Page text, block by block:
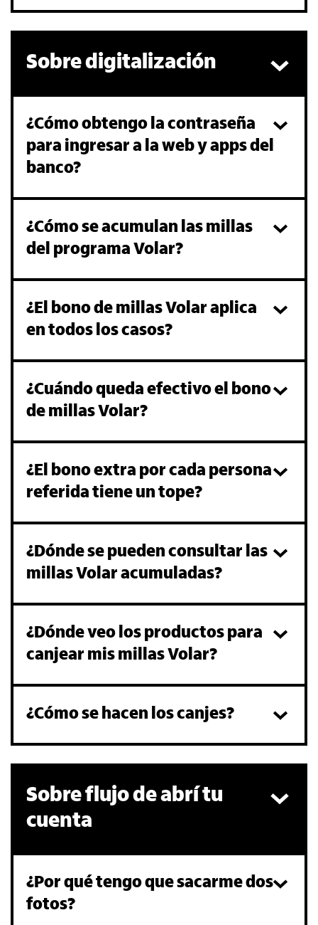
Sobre digitalización
¿Cómo obtengo la contraseña
para ingresar a la web y apps del
banco?
¿Cómo se acumulan las millas
del programa Volar?
¿El bono de millas Volar aplica
en todos los casos?
¿Cuándo queda efectivo el bono
de millas Volar?
¿El bono extra por cada persona
referida tiene un tope?
¿Dónde se pueden consultar las
millas Volar acumuladas?
¿Dónde veo los productos para
canjear mis millas Volar?
¿Cómo se hacen los canjes?
Sobre flujo de abrí tu
cuenta
¿Por qué tengo que sacarme dos
fotos?